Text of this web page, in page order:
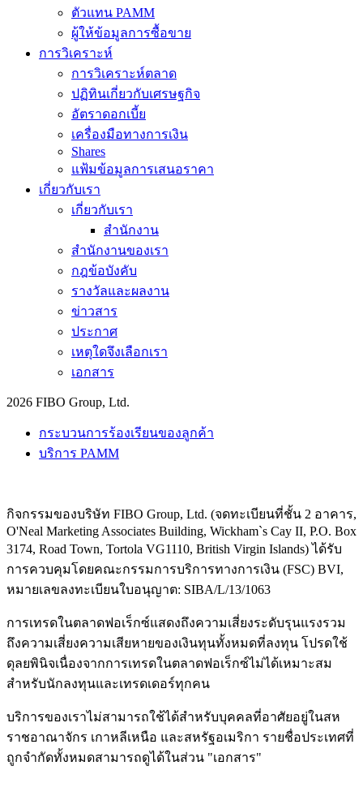
ตัวแทน PAMM
ผู้ให้ข้อมูลการซื้อขาย
การวิเคราะห์
การวิเคราะห์ตลาด
ปฏิทินเกี่ยวกับเศรษฐกิจ
อัตราดอกเบี้ย
เครื่องมือทางการเงิน
Shares
แฟ้มข้อมูลการเสนอราคา
เกี่ยวกับเรา
เกี่ยวกับเรา
สำนักงาน
สำนักงานของเรา
กฎข้อบังคับ
รางวัลและผลงาน
ข่าวสาร
ประกาศ
เหตุใดจึงเลือกเรา
เอกสาร
2026 FIBO Group, Ltd.
กระบวนการร้องเรียนของลูกค้า
บริการ PAMM
กิจกรรมของบริษัท FIBO Group, Ltd. (จดทะเบียนที่ชั้น 2 อาคาร,
O'Neal Marketing Associates Building, Wickham`s Cay II, P.O. Box
3174, Road Town, Tortola VG1110, British Virgin Islands) ได้รับ
การควบคุมโดยคณะกรรมการบริการทางการเงิน (FSC) BVI,
หมายเลขลงทะเบียนใบอนุญาต: SIBA/L/13/1063
การเทรดในตลาดฟอเร็กซ์แสดงถึงความเสี่ยงระดับรุนแรงรวม
ถึงความเสี่ยงความเสียหายของเงินทุนทั้งหมดที่ลงทุน โปรดใช้
ดุลยพินิจเนื่องจากการเทรดในตลาดฟอเร็กซ์ไม่ได้เหมาะสม
สำหรับนักลงทุนและเทรดเดอร์ทุกคน
บริการของเราไม่สามารถใช้ได้สำหรับบุคคลที่อาศัยอยู่ในสห
ราชอาณาจักร เกาหลีเหนือ และสหรัฐอเมริกา รายชื่อประเทศที่
ถูกจำกัดทั้งหมดสามารถดูได้ในส่วน "เอกสาร"